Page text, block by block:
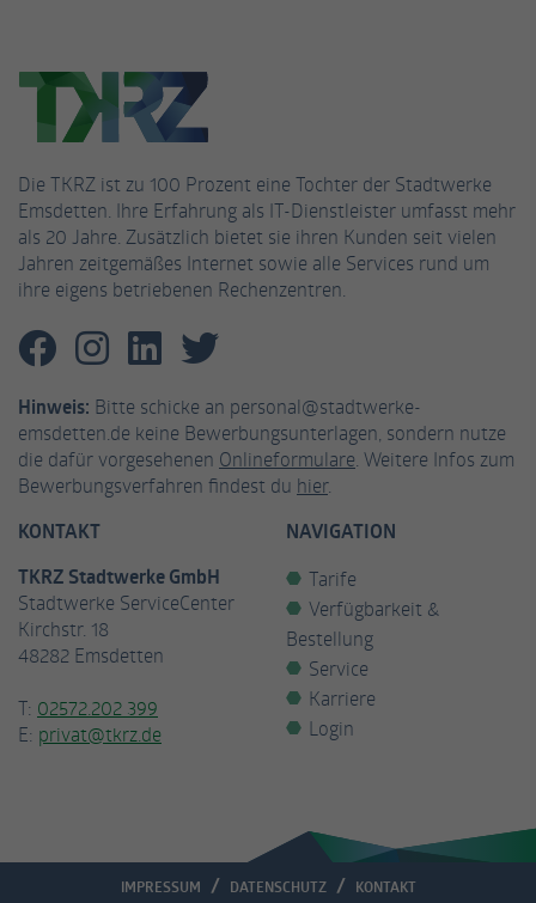
Die TKRZ ist zu 100 Prozent eine Tochter der Stadtwerke
Emsdetten. Ihre Erfahrung als IT-Dienstleister umfasst mehr
als 20 Jahre. Zusätzlich bietet sie ihren Kunden seit vielen
Jahren zeitgemäßes Internet sowie alle Services rund um
ihre eigens betriebenen Rechenzentren.
Hinweis: Bitte schicke an personal@stadtwerke-
emsdetten.de keine Bewerbungsunterlagen, sondern nutze
die dafür vorgesehenen Onlineformulare . Weitere Infos zum
Bewerbungsverfahren findest du hier.
KONTAKT
TKRZ Stadtwerke GmbH
Stadtwerke ServiceCenter
Kirchstr. 18
48282 Emsdetten
T: 02572.202 399
E: privat@tkrz.de
NAVIGATION
Tarife
Verfügbarkeit &
Bestellung
Service
Karriere
Login
IMPRESSUM DATENSCHUTZ KONTAKT
Cookie vom Mustertyp, bei dem das
Musterelement auf dem Namen die
eindeutige Identitätsnummer des Kontos
oder der Website enthält, auf das es sich
bezieht. Es scheint eine Variation des _gat-
Cookies zu sein, das verwendet wird, um die
von Google auf Websites mit hohem Traffic-
Aufkommen aufgezeichnete Datenmenge zu
begrenzen.
Name _fbp
Anbieter Facebook
Laufzeit 3 Monate
Zweck
Analysen, Ad-Targeting und
Anzeigenmessung verwendet wird.
Name
Laufzeit
Echtzeitgebote von Drittanbietern
anzubieten.